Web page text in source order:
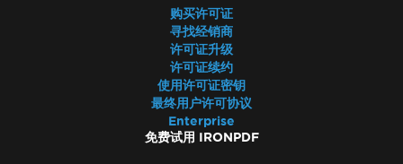
购买许可证
寻找经销商
许可证升级
许可证续约
使用许可证密钥
最终用户许可协议
Enterprise
免费试用 IRONPDF